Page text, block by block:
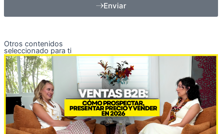
Enviar
Otros contenidos
seleccionado para ti